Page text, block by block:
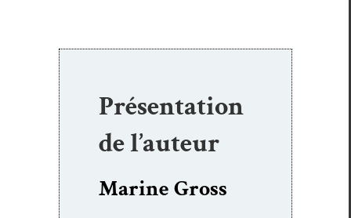
Présentation
de l’auteur
Marine Gross